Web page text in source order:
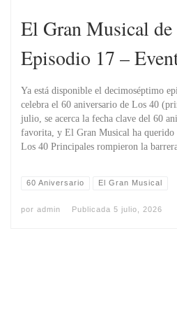
El Gran Musical
Episodio 17 –
Ya está disponible el decimoséptimo
celebra el 60 aniversario de Los 40
julio, se acerca la fecha clave del 60
favorita, y El Gran Musical ha querido
Los 40 Principales rompieron la
60 Aniversario El Gran Musical
por admin Publicada 5 julio, 2026